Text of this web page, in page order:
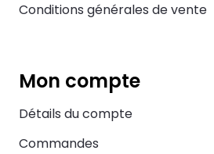
Conditions générales de vente
Mon compte
Détails du compte
Commandes